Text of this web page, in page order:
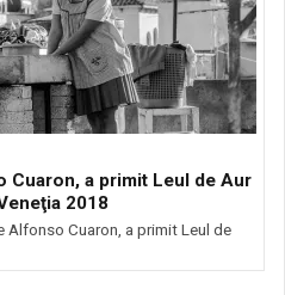
Cuaron, a primit Leul de Aur
2018
Alfonso Cuaron, a primit Leul de